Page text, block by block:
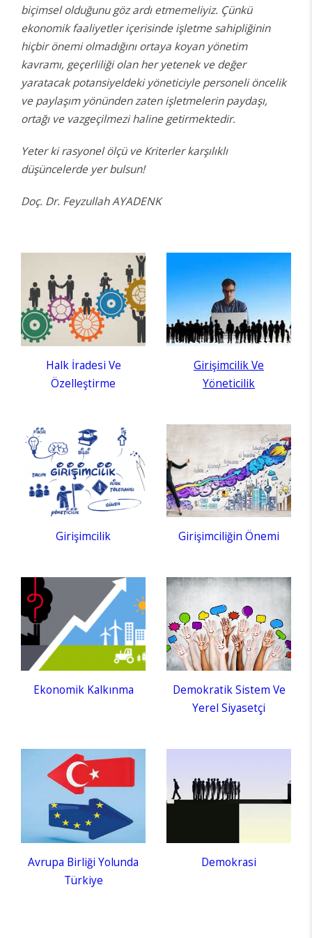
biçimsel olduğunu göz ardı etmemeliyiz. Çünkü
ekonomik faaliyetler içerisinde işletme sahipliğinin
hiçbir önemi olmadığını ortaya koyan yönetim
kavramı, geçerliliği olan her yetenek ve değer
yaratacak potansiyeldeki yöneticiyle personeli öncelik
ve paylaşım yönünden zaten işletmelerin paydaşı,
ortağı ve vazgeçilmezi haline getirmektedir.
Yeter ki rasyonel ölçü ve Kriterler karşılıklı
düşüncelerde yer bulsun!
Doç. Dr. Feyzullah AYADENK
Halk İradesi Ve
Özelleştirme
Girişimcilik Ve
Yöneticilik
Girişimcilik Girişimciliğin Önemi
Ekonomik Kalkınma
Demokratik Sistem Ve
Yerel Siyasetçi
Avrupa Birliği Yolunda
Türkiye
Demokrasi